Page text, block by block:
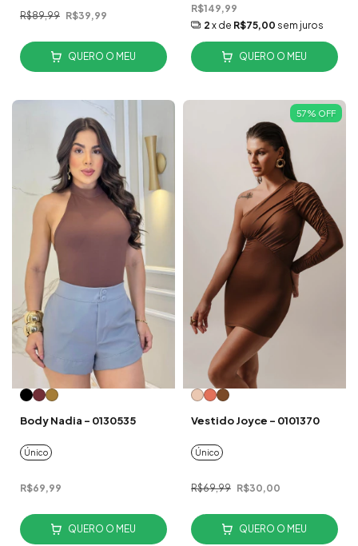
R$89,99 R$39,99
QUERO O MEU
R$149,99
2 x de R$75,00 sem juros
QUERO O MEU
Body Nadia - 0130535
Único
R$69,99
QUERO O MEU
57% OFF
Vestido Joyce - 0101370
Único
R$69,99 R$30,00
QUERO O MEU